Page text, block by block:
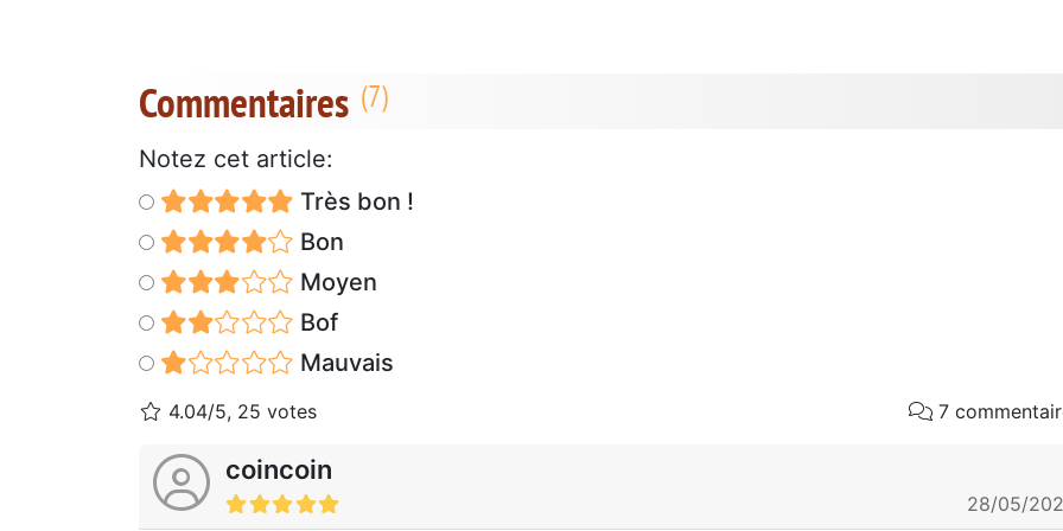
Commentaires
Notez cet article:
Très bon !
Bon
Moyen
Bof
Mauvais
4.04/5, 25 votes 7
coincoin
28/05/